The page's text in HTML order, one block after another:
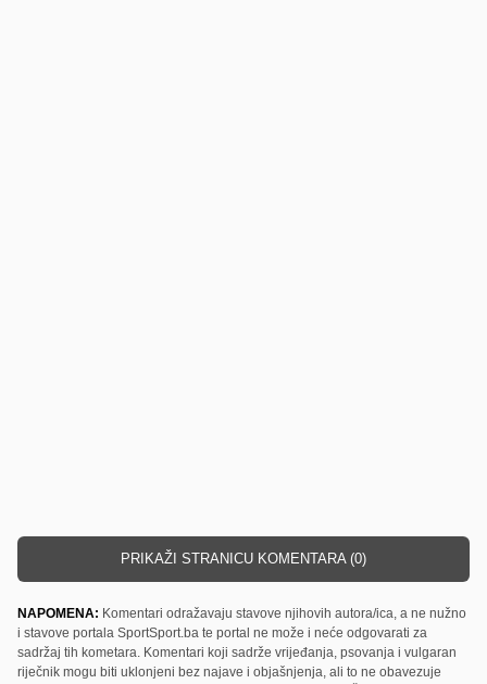
PRIKAŽI STRANICU KOMENTARA (0)
NAPOMENA: Komentari odražavaju stavove njihovih autora/ica, a ne nužno
i stavove portala SportSport.ba te portal ne može i neće odgovarati za
sadržaj tih kometara. Komentari koji sadrže vrijeđanja, psovanja i vulgaran
riječnik mogu biti uklonjeni bez najave i objašnjenja, ali to ne obavezuje